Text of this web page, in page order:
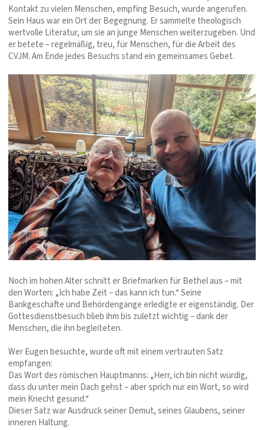
Kontakt zu vielen Menschen, empfing Besuch, wurde angerufen.
Sein Haus war ein Ort der Begegnung. Er sammelte theologisch
wertvolle Literatur, um sie an junge Menschen weiterzugeben. Und
er betete – regelmäßig, treu, für Menschen, für die Arbeit des
CVJM. Am Ende jedes Besuchs stand ein gemeinsames Gebet.
Noch im hohen Alter schnitt er Briefmarken für Bethel aus – mit
den Worten: „Ich habe Zeit – das kann ich tun.“ Seine
Bankgeschäfte und Behördengänge erledigte er eigenständig. Der
Gottesdienstbesuch blieb ihm bis zuletzt wichtig – dank der
Menschen, die ihn begleiteten.
Wer Eugen besuchte, wurde oft mit einem vertrauten Satz
empfangen:
Das Wort des römischen Hauptmanns: „Herr, ich bin nicht würdig,
dass du unter mein Dach gehst – aber sprich nur ein Wort, so wird
mein Knecht gesund.“
Dieser Satz war Ausdruck seiner Demut, seines Glaubens, seiner
inneren Haltung.